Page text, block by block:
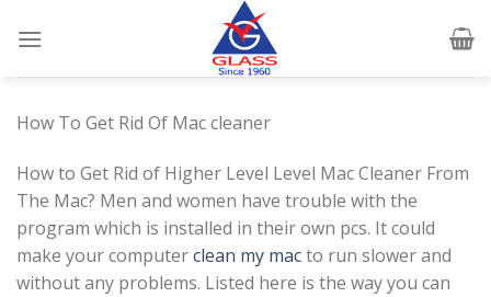
How To Get Rid Of Mac cleaner
How to Get Rid of Higher Level Level Mac Cleaner From
The Mac? Men and women have trouble with the
program which is installed in their own pcs. It could
make your computerclean my macto run slower and
without any problems. Listed here is the way you can